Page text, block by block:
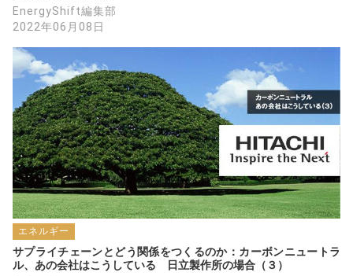
EnergyShift編集部
2022年06月08日
エネルギー
サプライチェーンとどう関係をつくるのか：カーボンニュートラ
ル、あの会社はこうしている　日立製作所の場合（３）